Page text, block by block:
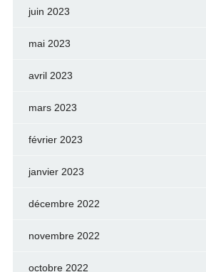
juin 2023
mai 2023
avril 2023
mars 2023
février 2023
janvier 2023
décembre 2022
novembre 2022
octobre 2022